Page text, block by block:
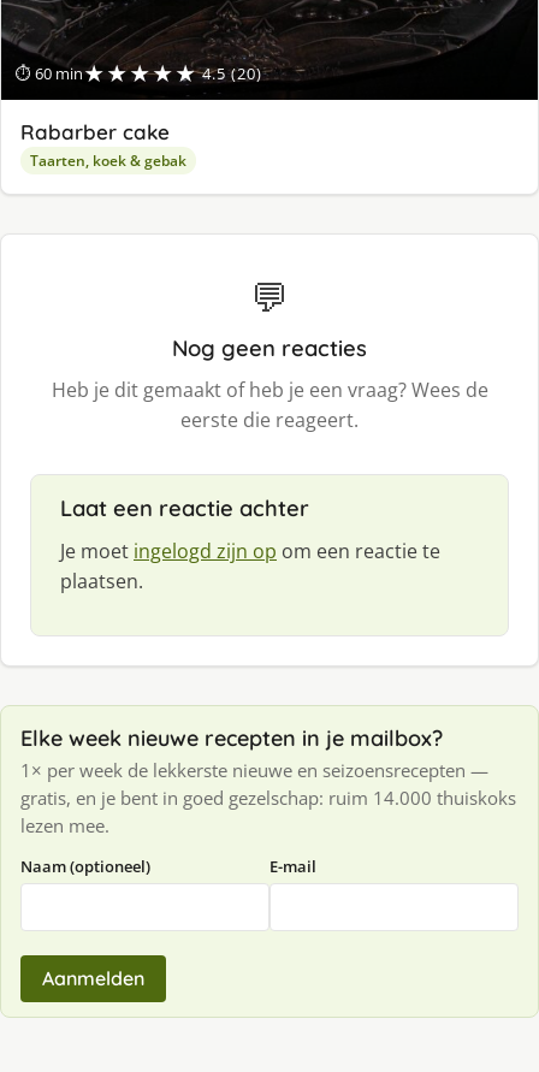
⏱ 60 min★★★★★ 4.5 (20)
Rabarber cake
Taarten, koek & gebak
💬
Nog geen reacties
Heb je dit gemaakt of heb je een vraag? Wees de
eerste die reageert.
Laat een reactie achter
Je moet ingelogd zijn op om een reactie te
plaatsen.
Elke week nieuwe recepten in je mailbox?
1× per week de lekkerste nieuwe en seizoensrecepten —
gratis, en je bent in goed gezelschap: ruim 14.000 thuiskoks
lezen mee.
Naam (optioneel) E-mail
Aanmelden